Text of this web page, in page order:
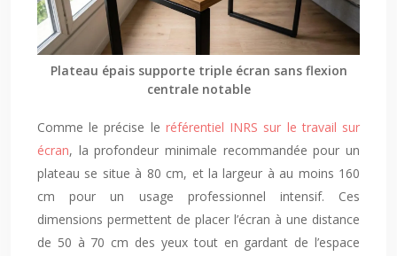
Plateau épais supporte triple écran sans flexion
centrale notable
Comme le précise le référentiel INRS sur le travail sur
écran, la profondeur minimale recommandée pour un
plateau se situe à 80 cm, et la largeur à au moins 160
cm pour un usage professionnel intensif. Ces
dimensions permettent de placer l’écran à une distance
de 50 à 70 cm des yeux tout en gardant de l’espace